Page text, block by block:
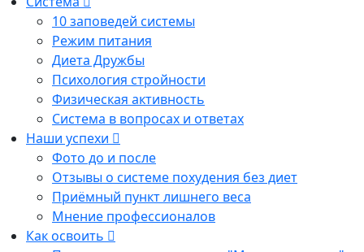
10 заповедей системы
Режим питания
Диета Дружбы
Психология стройности
Физическая активность
Система в вопросах и ответах
Наши успехи
Фото до и после
Отзывы о системе похудения без диет
Приёмный пункт лишнего веса
Мнение профессионалов
Как освоить